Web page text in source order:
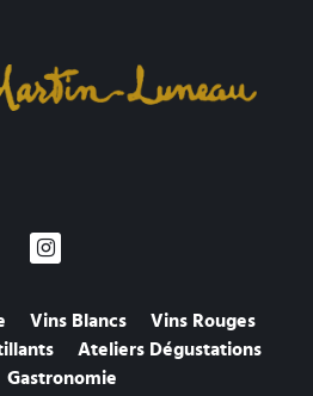
Vins Blancs
Vins Rouges
Ateliers Dégustations
Gastronomie